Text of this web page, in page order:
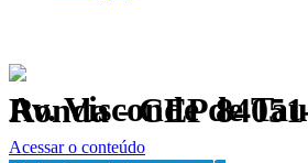
Av. Visconde de Taunay, 950 - Ronda - CEP
Política de Privacidade.
Acessar o conteúdo